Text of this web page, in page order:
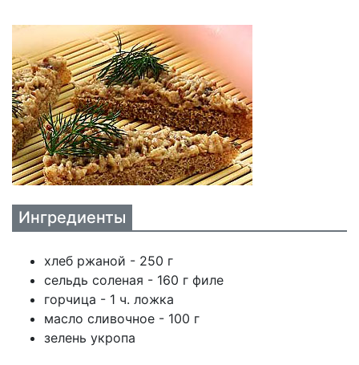
Ингредиенты
хлеб ржаной - 250 г
сельдь соленая - 160 г филе
горчица - 1 ч. ложка
масло сливочное - 100 г
зелень укропа